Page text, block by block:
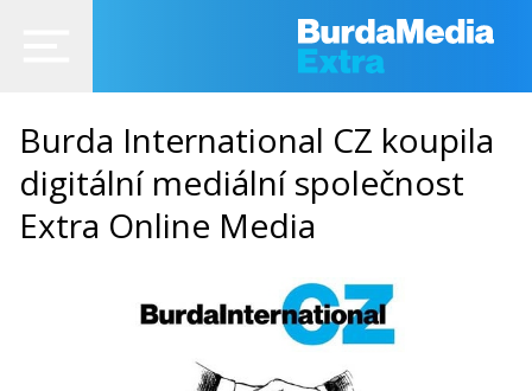
Burda International CZ koupila
digitální mediální společnost
Extra Online Media